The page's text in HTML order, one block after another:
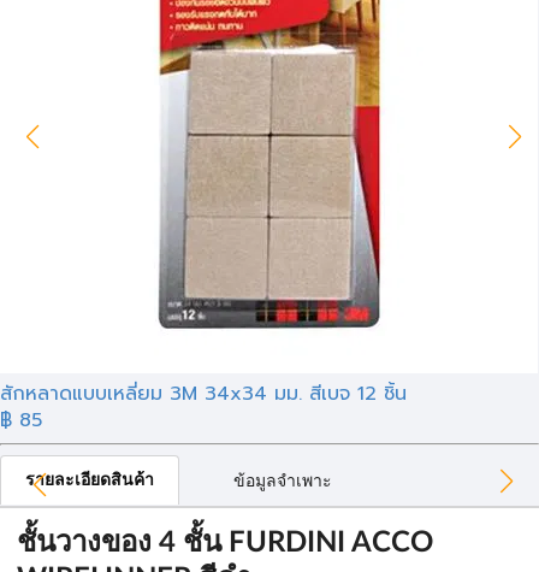
สักหลาดแบบเหลี่ยม 3M 34x34 มม. สีเบจ 12 ชิ้น
฿ 85
รายละเอียดสินค้า ข้อมูลจำเพาะ
ชั้นวางของ 4 ชั้น FURDINI ACCO